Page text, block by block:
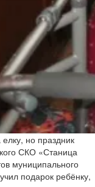
но праздник
СКО «Станица
муниципального
подарок ребёнку,